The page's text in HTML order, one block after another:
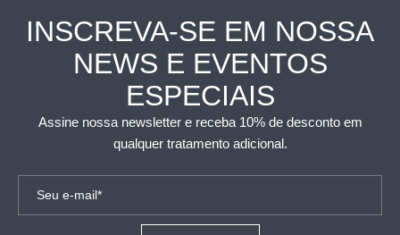
INSCREVA-SE EM NOSSA
NEWS E EVENTOS
ESPECIAIS
Assine nossa newsletter e receba 10% de desconto em
qualquer tratamento adicional.